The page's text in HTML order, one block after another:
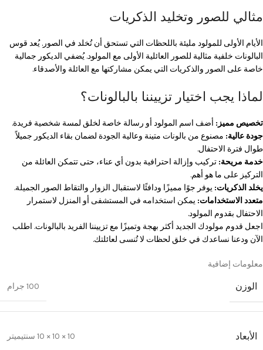
مثالي للصور وتخليد الذكريات
الأيام الأولى للمولود مليئة باللحظات التي تستحق أن تُخلد في الصور. يُعد قوس
البالونات خلفية مثالية للصور العائلية الأولى مع المولود. يُضفي الديكور جمالية
خاصة على الصور والذكريات التي يمكن مشاركتها مع العائلة والأصدقاء.
لماذا يجب اختيار تزييننا بالبالونات؟
تخصيص مميز: أضف اسم المولود أو رسالة خاصة لخلق لمسة شخصية فريدة.
جودة عالية: مصنوع من بالونات متينة وعالية الجودة لضمان بقاء الديكور جميلاً
طوال فترة الاحتفال.
خدمة مريحة: تركيب وإزالة احترافية بدون أي عناء، حتى تتمكن العائلة من
التركيز على ما هو أهم.
يخلد الذكريات: يوفر جوًا مميزًا ودافئًا لاستقبال الزوار والتقاط الصور الجميلة.
متعدد الاستخدامات: يمكن استخدامه في المستشفى أو المنزل لاستمرار
الاحتفال بقدوم المولود.
اجعل قدوم مولودك الجديد أكثر بهجة وتميزًا مع تزييننا الفريد بالبالونات. اطلب
الآن ودعنا نساعدك في خلق لحظات لا تُنسى لعائلتك.
معلومات إضافية
الوزن 100 جرام
الأبعاد 10 × 10 × 10 سنتيميتر